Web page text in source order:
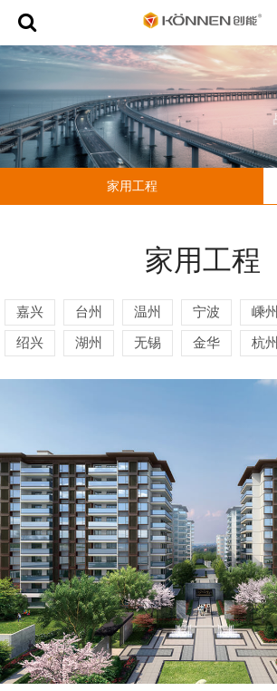
家用工程
家用工程
嘉兴 台州 温州 宁波 嵊州
绍兴
湖州 无锡 金华 杭州